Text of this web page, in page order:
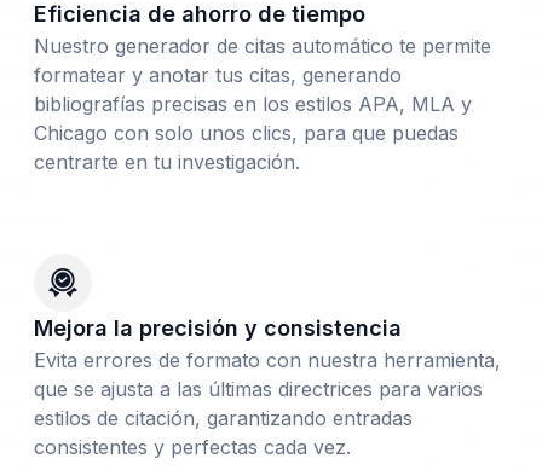
Eficiencia de ahorro de tiempo
Nuestro generador de citas automático te permite
formatear y anotar tus citas, generando
bibliografías precisas en los estilos APA, MLA y
Chicago con solo unos clics, para que puedas
centrarte en tu investigación.
Mejora la precisión y consistencia
Evita errores de formato con nuestra herramienta,
que se ajusta a las últimas directrices para varios
estilos de citación, garantizando entradas
consistentes y perfectas cada vez.